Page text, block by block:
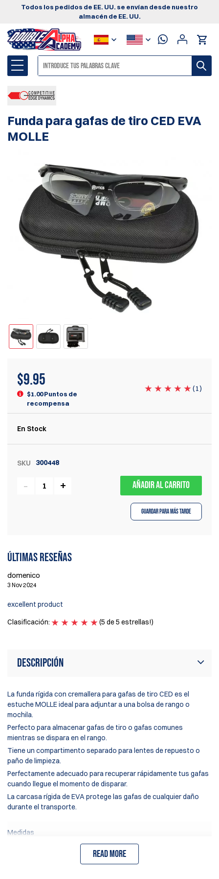
Todos los pedidos de EE. UU. se envían desde nuestro
almacén de EE. UU.
Funda para gafas de tiro CED EVA
MOLLE
$9.95
$1.00 Puntos de
recompensa
(1)
En Stock
SKU 300448
AÑADIR AL CARRITO
Guardar para más tarde
Últimas reseñas
domenico
3 Nov 2024
excellent product
Clasificación:
(5 de 5 estrellas!)
Descripción
La funda rígida con cremallera para gafas de tiro CED es el
estuche MOLLE ideal para adjuntar a una bolsa de rango o
mochila.
Perfecto para almacenar gafas de tiro o gafas comunes
mientras se dispara en el rango.
Tiene un compartimento separado para lentes de repuesto o
paño de limpieza.
Perfectamente adecuado para recuperar rápidamente tus gafas
cuando llegue el momento de disparar.
La carcasa rígida de EVA protege las gafas de cualquier daño
durante el transporte.
Medidas
Exterior: 7.25" x 3.75" x 2.0" / 18.5cm x 9.5cm x 5.0cm
Interior: 6.5" x 3.25" x 1.75" / 16.5cm x 8.5cm x 4.5cm
Read more